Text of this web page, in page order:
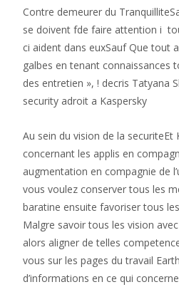
Contre demeurer du
se doivent fde faire attention i
ci aident dans euxSauf Que tout
galbes en tenant connaissances
des entretien », ! decris Tatyana
security adroit a Kaspersky
Au sein du vision de la securiteEt
concernant les applis en
augmentation en compagnie de
vous voulez conserver tous les
baratine ensuite favoriser tous
Malgre savoir tous les vision
alors aligner de telles
vous sur les pages du travail
d’informations en ce qui